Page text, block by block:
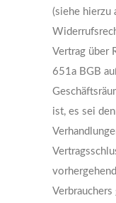
(siehe hierzu
Vertrag über
651a BGB
ist, es sei